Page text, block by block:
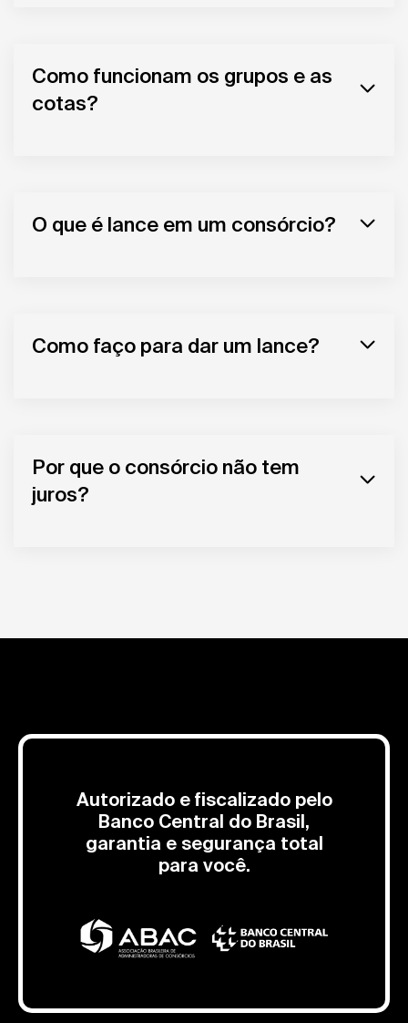
Como funcionam os grupos e as
cotas?
O que é lance em um consórcio?
Como faço para dar um lance?
Por que o consórcio não tem
juros?
Autorizado e fiscalizado pelo
Banco Central do Brasil,
garantia e segurança total
para você.